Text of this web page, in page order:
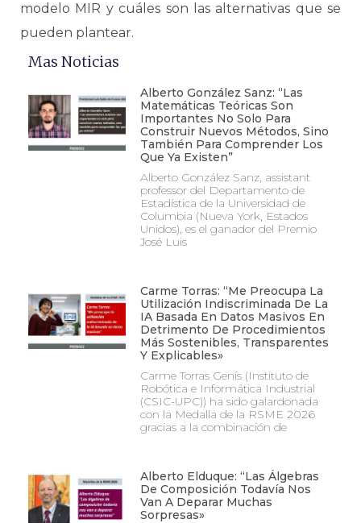
modelo MIR y cuáles son las alternativas que se
pueden plantear.
Mas Noticias
Alberto González Sanz: “Las
Matemáticas Teóricas Son
Importantes No Solo Para
Construir Nuevos Métodos, Sino
También Para Comprender Los
Que Ya Existen”
Alberto González Sanz, assistant
professor del Departamento de
Estadística de la Universidad de
Columbia (Nueva York, Estados
Unidos), es el ganador del Premio
José Luis
Carme Torras: “Me Preocupa La
Utilización Indiscriminada De La
IA Basada En Datos Masivos En
Detrimento De Procedimientos
Más Sostenibles, Transparentes
Y Explicables»
Carme Torras Genís (Instituto de
Robótica e Informática Industrial
(CSIC-UPC)) ha sido galardonada
con la Medalla de la RSME 2026
gracias a la combinación de
Alberto Elduque: “Las Álgebras
De Composición Todavía Nos
Van A Deparar Muchas
Sorpresas»